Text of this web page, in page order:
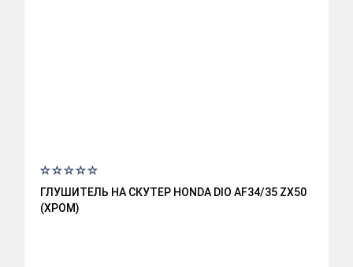
ГЛУШИТЕЛЬ НА СКУТЕР HONDA DIO AF34/35 ZX50
(ХРОМ)